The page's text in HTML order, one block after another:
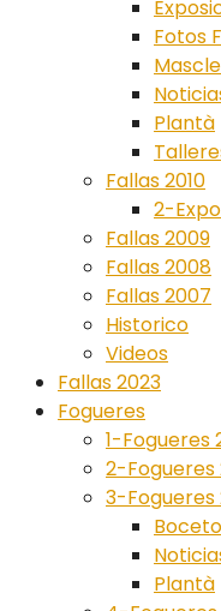
Fotos
Plantà
Fallas 2010
2-
Fallas 2009
Fallas 2008
Fallas 2007
Historico
Videos
Fallas 2023
Fogueres
1-Fogueres
2-Fogueres
3-Fogueres
Plantà